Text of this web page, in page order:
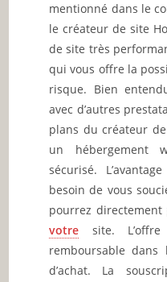
mentionné dans le
le créateur de site
de site très
qui vous offre la
risque. Bien
avec d’autres
plans du créateur
un hébergement
sécurisé.
besoin de vous
pourrez directement
votre site.
remboursable
d’achat. La